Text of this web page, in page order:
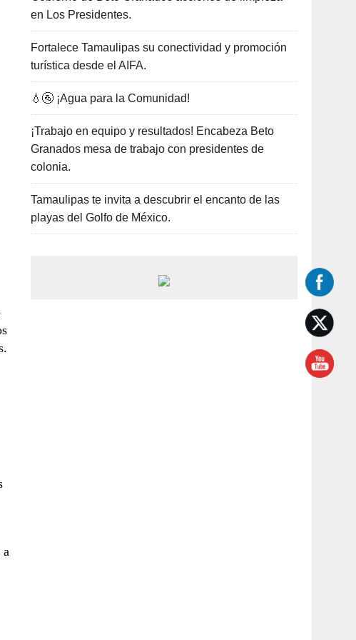
en Los Presidentes.
Fortalece Tamaulipas su conectividad y promoción
turística desde el AIFA.
💧🚰 ¡Agua para la Comunidad!
¡Trabajo en equipo y resultados! Encabeza Beto
Granados mesa de trabajo con presidentes de
colonia.
Tamaulipas te invita a descubrir el encanto de las
playas del Golfo de México.